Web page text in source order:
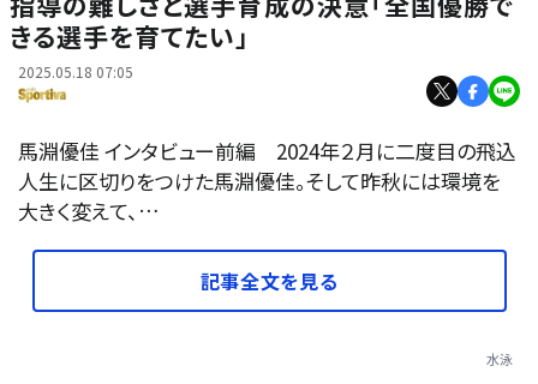
きる選手を育てたい」
2025.05.18 07:05
馬淵優佳 インタビュー前編 2024年２月に二度目の飛込
人生に区切りをつけた馬淵優佳。そして昨秋には環境を
大きく変えて、…
記事全文を見る
水泳